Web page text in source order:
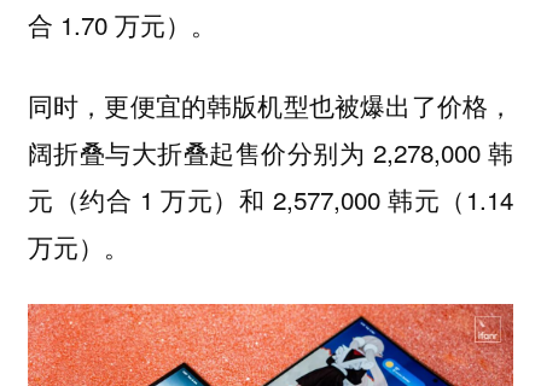
合 1.70 万元）。
同时，更便宜的韩版机型也被爆出了价格，
阔折叠与大折叠起售价分别为 2,278,000 韩
元（约合 1 万元）和 2,577,000 韩元（1.14
万元）。